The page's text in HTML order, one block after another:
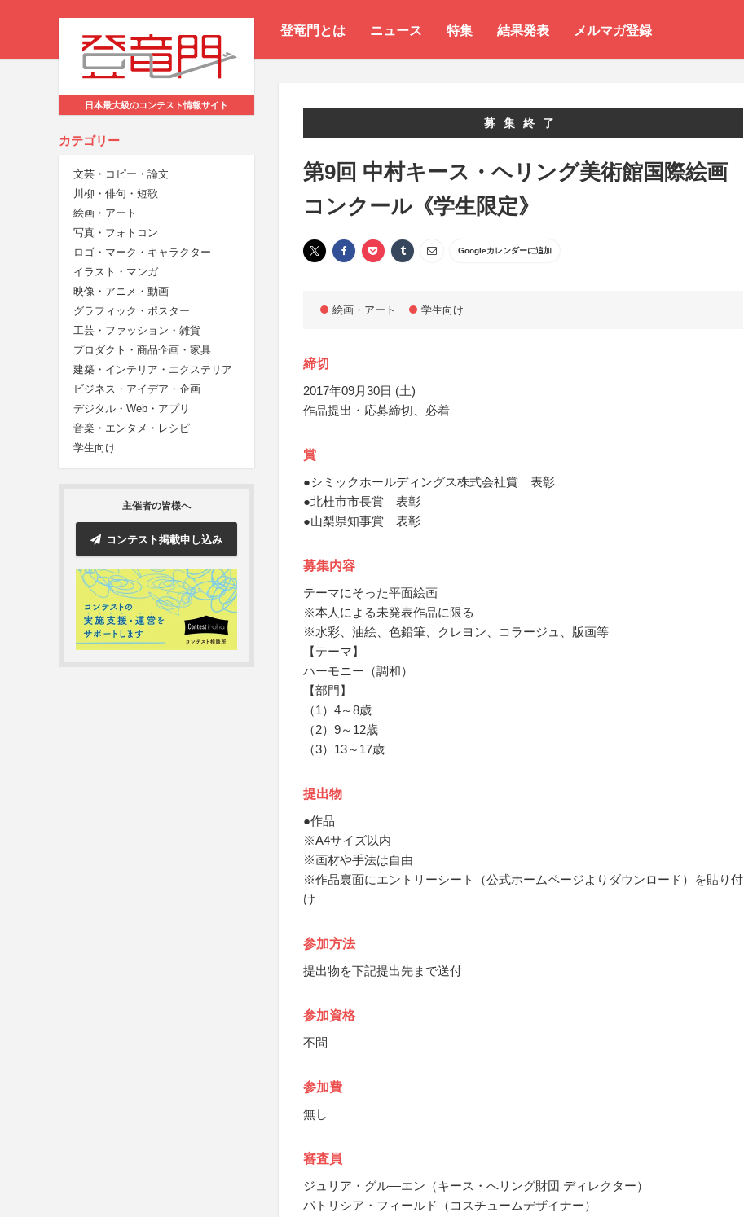
登竜門とは ニュース 特集 結果発表 メルマガ登録
日本最大級のコンテスト情報サイト
カテゴリー
文芸・コピー・論文
川柳・俳句・短歌
絵画・アート
写真・フォトコン
ロゴ・マーク・キャラクター
イラスト・マンガ
映像・アニメ・動画
グラフィック・ポスター
工芸・ファッション・雑貨
プロダクト・商品企画・家具
建築・インテリア・エクステリア
ビジネス・アイデア・企画
デジタル・Web・アプリ
音楽・エンタメ・レシピ
学生向け
主催者の皆様へ
コンテスト掲載申し込み
募集終了
第9回 中村キース・ヘリング美術館国際絵画
コンクール《学生限定》
Googleカレンダーに追加
絵画・アート 学生向け
締切
2017年09月30日 (土)
作品提出・応募締切、必着
賞
●シミックホールディングス株式会社賞 表彰
●北杜市市長賞 表彰
●山梨県知事賞 表彰
募集内容
テーマにそった平面絵画
※本人による未発表作品に限る
※水彩、油絵、色鉛筆、クレヨン、コラージュ、版画等
【テーマ】
ハーモニー（調和）
【部門】
（1）4～8歳
（2）9～12歳
（3）13～17歳
提出物
●作品
※A4サイズ以内
※画材や手法は自由
※作品裏面にエントリーシート（公式ホームページよりダウンロード）を貼り付
け
参加方法
提出物を下記提出先まで送付
参加資格
不問
参加費
無し
審査員
ジュリア・グル―エン（キース・へリング財団 ディレクター）
パトリシア・フィールド（コスチュームデザイナー）